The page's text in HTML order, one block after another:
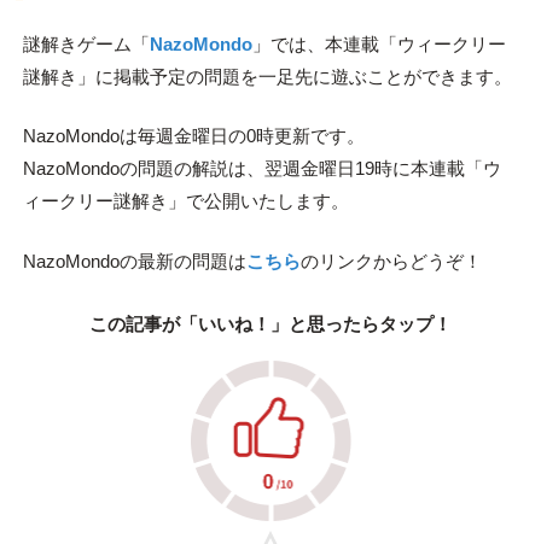
謎解きゲーム「NazoMondo」では、本連載「ウィークリー
謎解き」に掲載予定の問題を一足先に遊ぶことができます。
NazoMondoは毎週金曜日の0時更新です。
NazoMondoの問題の解説は、翌週金曜日19時に本連載「ウ
ィークリー謎解き」で公開いたします。
NazoMondoの最新の問題はこちらのリンクからどうぞ！
この記事が「いいね！」と思ったらタップ！